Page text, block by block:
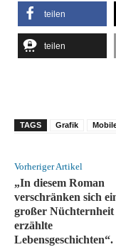
teilen
teilen
TAGS Grafik
Vorheriger Artikel
„In diesem Roman
verschränken sich
großer Nüchternheit
erzählte
Lebensgeschichten“.